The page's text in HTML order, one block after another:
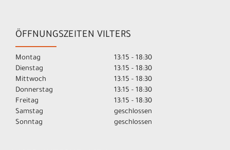
ÖFFNUNGSZEITEN VILTERS
Montag
13:15 - 18:30
Dienstag
13:15 - 18:30
Mittwoch
13:15 - 18:30
Donnerstag
13:15 - 18:30
Freitag
13:15 - 18:30
Samstag
geschlossen
Sonntag
geschlossen